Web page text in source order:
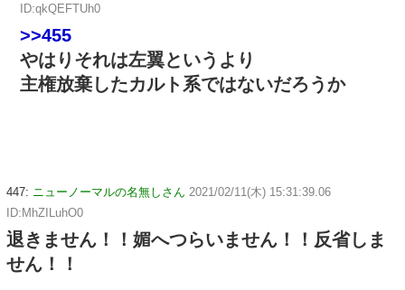
ID:qkQEFTUh0
>>455
やはりそれは左翼というより
主権放棄したカルト系ではないだろうか
447: ニューノーマルの名無しさん 2021/02/11(木) 15:31:39.06
ID:MhZILuhO0
退きません！！媚へつらいません！！反省しま
せん！！